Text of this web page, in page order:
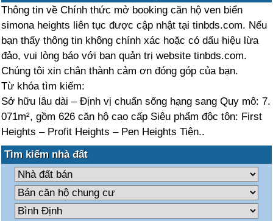
Thông tin về Chính thức mở booking căn hộ ven biển
simona heights liên tục được cập nhật tại tinbds.com. Nếu
bạn thấy thông tin không chính xác hoặc có dấu hiệu lừa
đảo, vui lòng báo với ban quản trị website tinbds.com.
Chúng tôi xin chân thành cảm ơn đóng góp của bạn.
Từ khóa tìm kiếm:
Sở hữu lâu dài – Định vị chuẩn sống hạng sang Quy mô: 7.
071m², gồm 626 căn hộ cao cấp Siêu phẩm độc tôn: First
Heights – Profit Heights – Pen Heights Tiện..
Tìm kiếm nhà đất